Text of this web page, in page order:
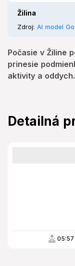
Žilina
Zdroj: AI model
Počasie v Žiline
prinesie
aktivity a oddych.
Detailná
05:57